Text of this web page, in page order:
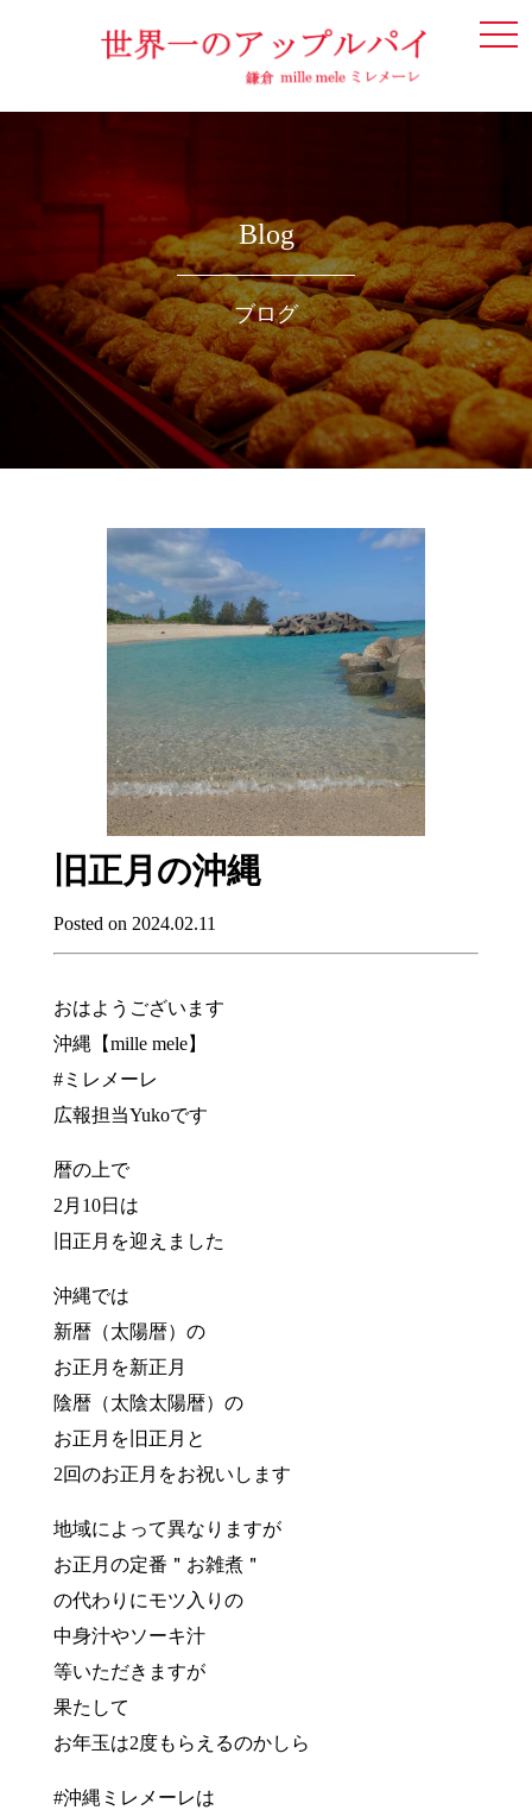
Blog
ブログ
旧正月の沖縄
Posted on 2024.02.11
おはようございます
沖縄【mille mele】
#ミレメーレ
広報担当Yukoです
暦の上で
2月10日は
旧正月を迎えました
沖縄では
新暦（太陽暦）の
お正月を新正月
陰暦（太陰太陽暦）の
お正月を旧正月と
2回のお正月をお祝いします
地域によって異なりますが
お正月の定番＂お雑煮＂
の代わりにモツ入りの
中身汁やソーキ汁
等いただきますが
果たして
お年玉は2度もらえるのかしら
#沖縄ミレメーレは